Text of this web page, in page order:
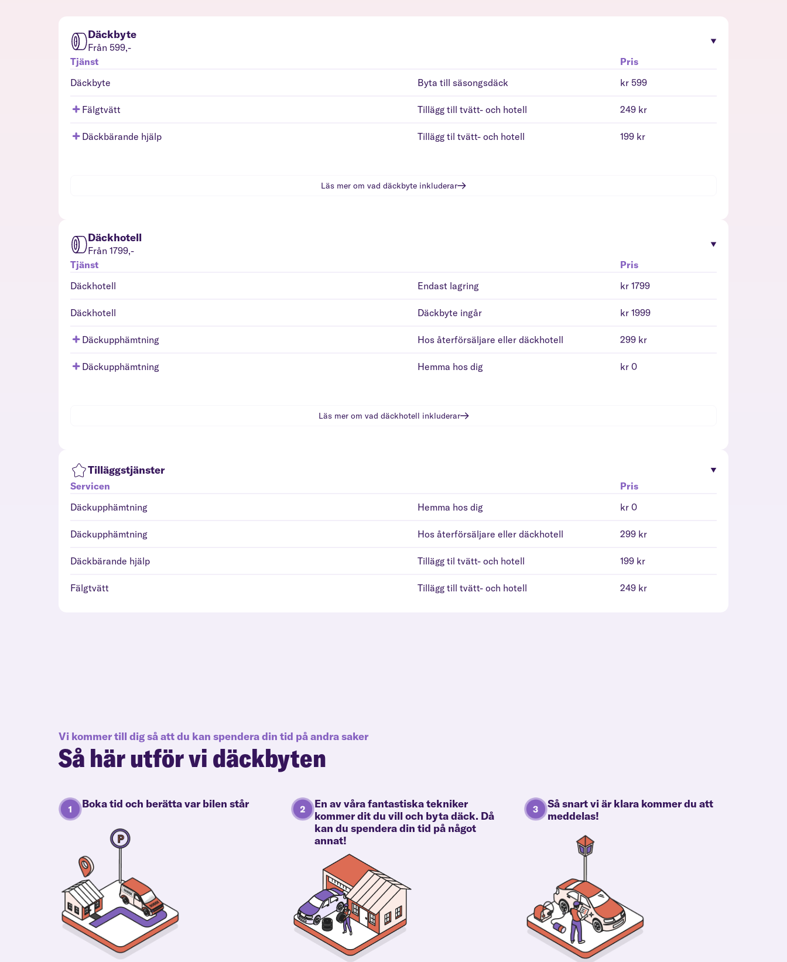
Däckbyte
Från 599,-
Tjänst
Pris
Däckbyte
Byta till säsongsdäck kr 599
Fälgtvätt Tillägg till tvätt- och hotell 249 kr
Däckbärande hjälp Tillägg til tvätt- och hotell 199 kr
Läs mer om vad däckbyte inkluderar
Däckhotell
Från 1799,-
Tjänst
Pris
Däckhotell
Endast lagring kr 1799
Däckhotell Däckbyte ingår kr 1999
Däckupphämtning Hos återförsäljare eller däckhotell 299 kr
Däckupphämtning Hemma hos dig kr 0
Läs mer om vad däckhotell inkluderar
Tilläggstjänster
Servicen
Pris
Däckupphämtning
Hemma hos dig kr 0
Däckupphämtning Hos återförsäljare eller däckhotell 299 kr
Däckbärande hjälp Tillägg til tvätt- och hotell 199 kr
Fälgtvätt Tillägg till tvätt- och hotell 249 kr
Vi kommer till dig så att du kan spendera din tid på andra saker
Så här utför vi däckbyten
Boka tid och berätta var bilen står
En av våra fantastiska tekniker
kommer dit du vill och byta däck. Då
kan du spendera din tid på något
annat!
Så snart vi är klara kommer du att
meddelas!